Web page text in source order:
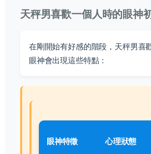
天秤男喜歡一個人時的眼神
在剛開始有好感的階段，天秤男喜
眼神會出現這些特點：
眼神特徵 心理狀態